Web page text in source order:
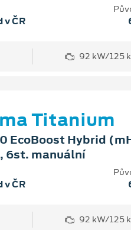
ČR
92 kW/125 k
Titanium
EcoBoost Hybrid
6st. manuální
ČR
92 kW/125 k